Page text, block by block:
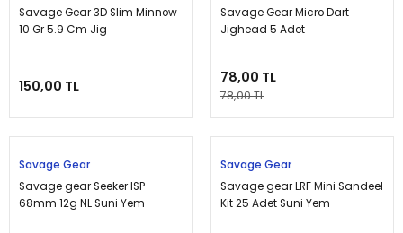
Savage Gear 3D Slim Minnow
10 Gr 5.9 Cm Jig
150,00 TL
Savage Gear Micro Dart
Jighead 5 Adet
78,00 TL
78,00 TL
Savage Gear
Savage gear Seeker ISP
68mm 12g NL Suni Yem
Savage Gear
Savage gear LRF Mini Sandeel
Kit 25 Adet Suni Yem